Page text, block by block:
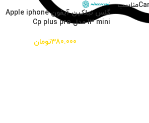
کاور نیلکین CamShield Proمناسب
گلس نیلکین آیفون Apple iphone
13 mini مدل Cp plus pro
380.000تومان